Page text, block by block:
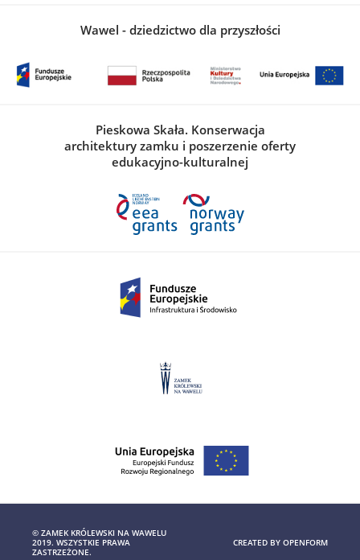
Wawel - dziedzictwo dla przyszłości
Pieskowa Skała. Konserwacja
architektury zamku i poszerzenie oferty
edukacyjno-kulturalnej
© ZAMEK KRÓLEWSKI NA WAWELU
2019. WSZYSTKIE PRAWA
ZASTRZEŻONE.
CREATED BY OPENFORM